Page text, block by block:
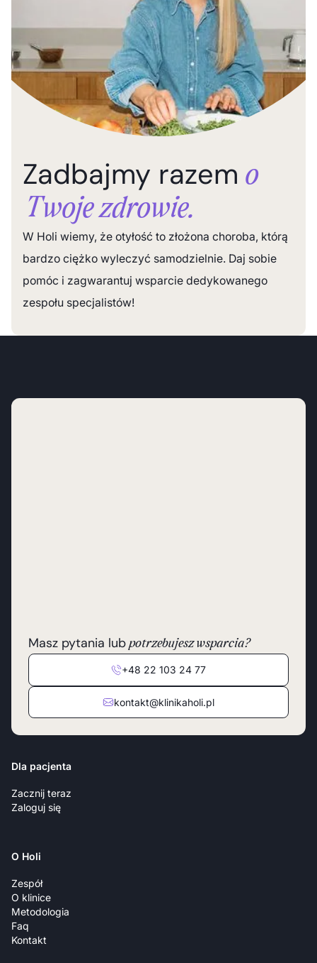
Zadbajmy razemo
Twoje zdrowie.
W Holi wiemy, że otyłość to złożona choroba, którą
bardzo ciężko wyleczyć samodzielnie. Daj sobie
pomóc i zagwarantuj wsparcie dedykowanego
zespołu specjalistów!
Masz pytania lubpotrzebujesz wsparcia?
+48 22 103 24 77
kontakt@klinikaholi.pl
Dla pacjenta
Zacznij teraz
Zaloguj się
O Holi
Zespół
O klinice
Metodologia
Faq
Kontakt